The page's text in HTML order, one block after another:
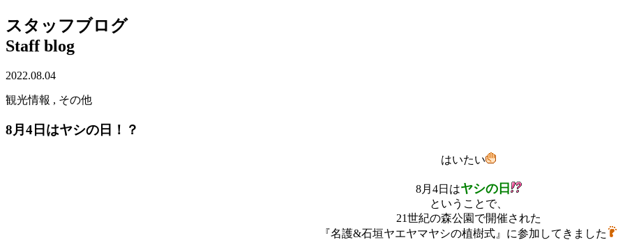
スタッフブログ
Staff blog
2022.08.04
観光情報 , その他
8月4日はヤシの日！？
はいたい
8月4日はヤシの日
ということで、
21世紀の森公園で開催された
『名護&石垣ヤエヤマヤシの植樹式』に参加してきました